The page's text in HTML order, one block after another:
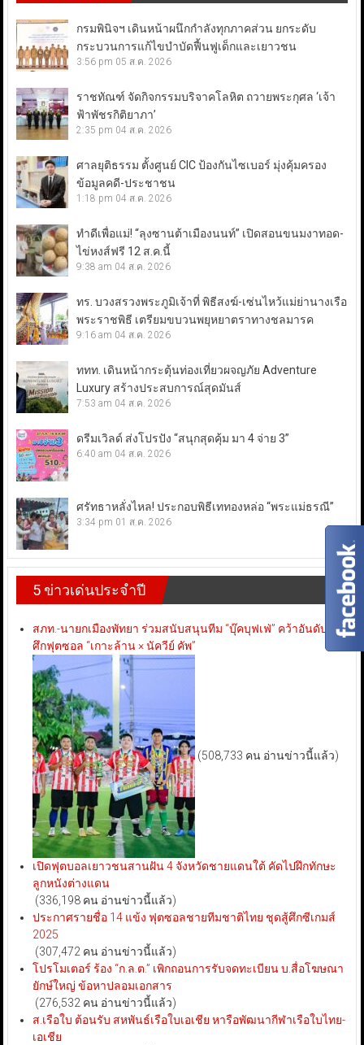
กรมพินิจฯ เดินหน้าผนึกกำลังทุกภาคส่วน ยกระดับ
กระบวนการแก้ไขบำบัดฟื้นฟูเด็กและเยาวชน
3:56 pm 05 ส.ค. 2026
ราชทัณฑ์ จัดกิจกรรมบริจาคโลหิต ถวายพระกุศล ‘เจ้า
ฟ้าพัชรกิติยาภา’
2:35 pm 04 ส.ค. 2026
ศาลยุติธรรม ตั้งศูนย์ CIC ป้องกันไซเบอร์ มุ่งคุ้มครอง
ข้อมูลคดี-ประชาชน
1:18 pm 04 ส.ค. 2026
ทำดีเพื่อแม่! “ลุงซานต้าเมืองนนท์” เปิดสอนขนมงาทอด-
ไข่หงส์ฟรี 12 ส.ค.นี้
9:38 am 04 ส.ค. 2026
ทร. บวงสรวงพระภูมิเจ้าที่ พิธีสงฆ์-เซ่นไหว้แม่ย่านางเรือ
พระราชพิธี เตรียมขบวนพยุหยาตราทางชลมารค
9:16 am 04 ส.ค. 2026
ททท. เดินหน้ากระตุ้นท่องเที่ยวผจญภัย Adventure
Luxury สร้างประสบการณ์สุดมันส์
7:53 am 04 ส.ค. 2026
ดรีมเวิลด์ ส่งโปรปัง “สนุกสุดคุ้ม มา 4 จ่าย 3”
6:40 am 04 ส.ค. 2026
ศรัทธาหลั่งไหล! ประกอบพิธีเททองหล่อ “พระแม่ธรณี”
3:34 pm 01 ส.ค. 2026
5 ข่าวเด่นประจำปี
สภท.-นายกเมืองพัทยา ร่วมสนับสนุนทีม “บุ๊คบุฟเฟ่” คว้าอันดับ 3
ศึกฟุตซอล “เกาะล้าน × นัควีย์ คัพ”
(508,733 คน อ่านข่าวนี้แล้ว)
เปิดฟุตบอลเยาวชนสานฝัน 4 จังหวัดชายแดนใต้ คัดไปฝึกทักษะ
ลูกหนังต่างแดน
(336,198 คน อ่านข่าวนี้แล้ว)
ประกาศรายชื่อ 14 แข้ง ฟุตซอลชายทีมชาติไทย ชุดสู้ศึกซีเกมส์
2025
(307,472 คน อ่านข่าวนี้แล้ว)
โปรโมเตอร์ ร้อง “ก.ล.ต.” เพิกถอนการรับจดทะเบียน บ.สื่อโฆษณา
ยักษ์ใหญ่ ข้อหาปลอมเอกสาร
(276,532 คน อ่านข่าวนี้แล้ว)
ส.เรือใบ ต้อนรับ สหพันธ์เรือใบเอเชีย หารือพัฒนากีฬาเรือใบไทย-
เอเชีย